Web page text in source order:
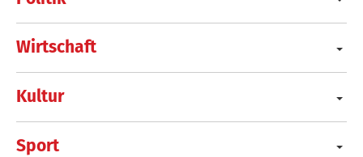
Wirtschaft
Kultur
Sport